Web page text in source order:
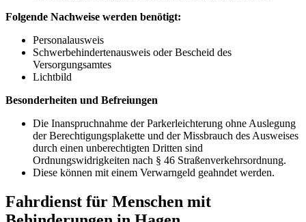
Folgende Nachweise werden benötigt:
Personalausweis
Schwerbehindertenausweis oder Bescheid des
Versorgungsamtes
Lichtbild
Besonderheiten und Befreiungen
Die Inanspruchnahme der Parkerleichterung ohne Auslegung
der Berechtigungsplakette und der Missbrauch des Ausweises
durch einen unberechtigten Dritten sind
Ordnungswidrigkeiten nach § 46 Straßenverkehrsordnung.
Diese können mit einem Verwarngeld geahndet werden.
Fahrdienst für Menschen mit